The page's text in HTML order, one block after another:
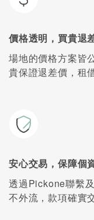
價格透明，買貴退
場地的價格方案皆
貴保證退差價，租
安心交易，保障個
透過Pickone聯繫
不外流，款項確實